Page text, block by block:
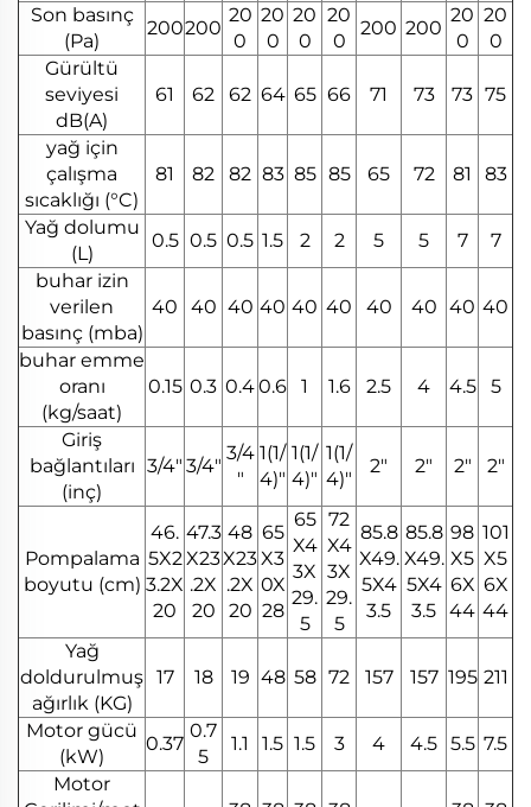
Son basınç
(Pa)
200200
20
0
20
0
20
0
20
0
200 200
20
0
20
0
Gürültü
seviyesi
dB(A)
61 62 62 64 65 66 71 73 73 75
yağ için
çalışma
sıcaklığı (°C)
81 82 82 83 85 85 65 72 81 83
Yağ dolumu
(L)
0.5 0.5 0.5 1.5 2 2 5 5 7
7
buhar izin
verilen
basınç (mba)
40 40 40 40 40 40 40 40 40 40
buhar emme
oranı
(kg/saat)
0.15 0.3 0.40.6 1 1.6 2.5 4 4.5 5
Giriş
bağlantıları
(inç)
3/4" 3/4"
3/4
"
1(1/
4)"
1(1/
4)"
1(1/
4)"
2" 2" 2" 2"
Pompalama
boyutu (cm)
46.
5X2
3.2X
20
47.3
X23
.2X
20
48
X23
.2X
20
65
X3
0X
28
65
X4
3X
29.
5
72
X4
3X
29.
5
85.8
X49.
5X4
3.5
85.8
X49.
5X4
3.5
98
X5
6X
44
101
X5
6X
44
Yağ
doldurulmuş
ağırlık (KG)
17 18 19 48 58 72 157 157 195 211
Motor gücü
(kW)
0.37
0.7
5
1.1 1.5 1.5 3 4 4.5 5.5 7.5
Motor